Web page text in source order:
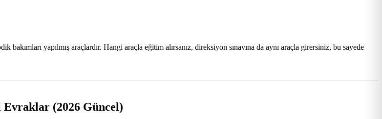
bakımları yapılmış araçlardır. Hangi araçla eğitim alırsanız, direksiyon sınavına da aynı araçla girersiniz, bu sayede
(2026 Güncel)